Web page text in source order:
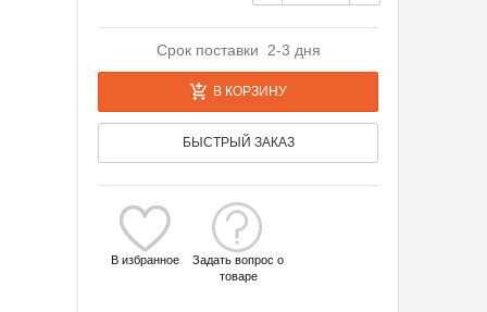
Срок поставки 2-3 дня
В КОРЗИНУ
БЫСТРЫЙ ЗАКАЗ
В избранное
Задать вопрос о
товаре